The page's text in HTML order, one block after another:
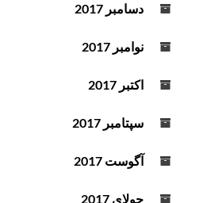
دسامبر 2017
نوامبر 2017
اکتبر 2017
سپتامبر 2017
آگوست 2017
جولای 2017